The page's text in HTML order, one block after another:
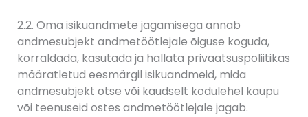
2.2. Oma isikuandmete jagamisega annab
andmesubjekt andmetöötlejale õiguse koguda,
korraldada, kasutada ja hallata privaatsuspoliitikas
määratletud eesmärgil isikuandmeid, mida
andmesubjekt otse või kaudselt kodulehel kaupu
või teenuseid ostes andmetöötlejale jagab.